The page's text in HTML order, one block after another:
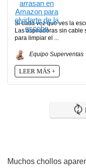
Si cada vez que ves la
Las aspiradoras sin cable
para limpiar el ...
Equipo Superventas
LEER MÁS +
Muchos chollos